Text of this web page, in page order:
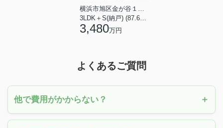
3,480万円
よくあるご質問
他で費用がかからない？